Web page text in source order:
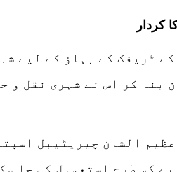
کردار
ٹریفک کے بہاؤ کے لیے
بنا کر اس نے شہری نقل و
الشان چیریٹیبل
کس طرح استعمال کی جا